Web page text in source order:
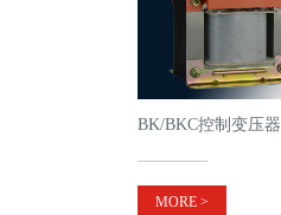
BK/BKC控制变压器
MORE >